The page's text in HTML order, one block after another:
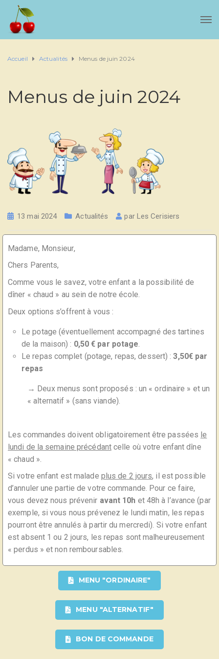
Accueil Actualités Menus de juin 2024
Menus de juin 2024
13 mai 2024 Actualités par Les Cerisiers
Madame, Monsieur,
Chers Parents,
Comme vous le savez, votre enfant a la possibilité de
dîner « chaud » au sein de notre école.
Deux options s’offrent à vous :
Le potage (éventuellement accompagné des tartines
de la maison) : 0,50 € par potage
Le repas complet (potage, repas, dessert) :3,50€ par
repas
→ Deux menus sont proposés : un « ordinaire » et un
« alternatif » (sans viande).
Les commandes doivent obligatoirement être passées le
lundi de la semaine précédantcelle où votre enfant dîne
« chaud ».
Si votre enfant est malade plus de 2 jours, il est possible
d’annuler une partie de votre commande. Pour ce faire,
vous devez nous prévenir avant 10h et 48h à l’avance (par
exemple, si vous nous prévenez le lundi matin, les repas
pourront être annulés à partir du mercredi). Si votre enfant
est absent 1 ou 2 jours, les repas sont malheureusement
« perdus » et non remboursables.
MENU "ORDINAIRE"
MENU "ALTERNATIF"
BON DE COMMANDE